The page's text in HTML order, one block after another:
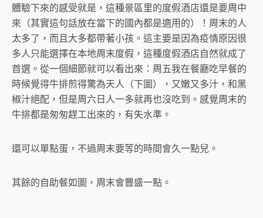
體驗下來的感受就是，這種景區里的度假酒店還是要周中
來（其實這句話放在當下的國內都是適用的）！周末的人
太多了，而且大多都帶著小孩。這主要是因為疫情原因很
多人只能選擇在本地周末度假，這種度假酒店自然就成了
首選。從一個細節就可以看出來：周五我在餐廳吃早餐的
時候覺得牛排煎得驚為天人（下圖），又嫩又多汁，和黑
椒汁絕配，但是周六日人一多就再也沒吃到。感覺周末的
牛排都是匆匆趕工出來的，有失水準。
還可以單點蛋，不過周末要等的時間會久一點兒。
其餘的自助餐如圖，周末會豐盛一點。